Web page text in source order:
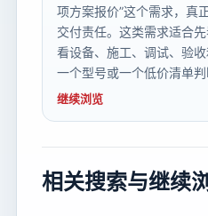
项方案报价”这个需求，真
交付责任。这类需求适合
看设备、施工、调试、验
一个型号或一个低价清单
继续浏览
相关搜索与继续